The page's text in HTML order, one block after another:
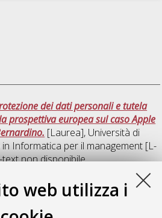
web utilizza i
dei dati personali e tutela
prospettiva europea sul caso Apple
[Laurea], Università di
Informatica per il management [L-
non disponibile